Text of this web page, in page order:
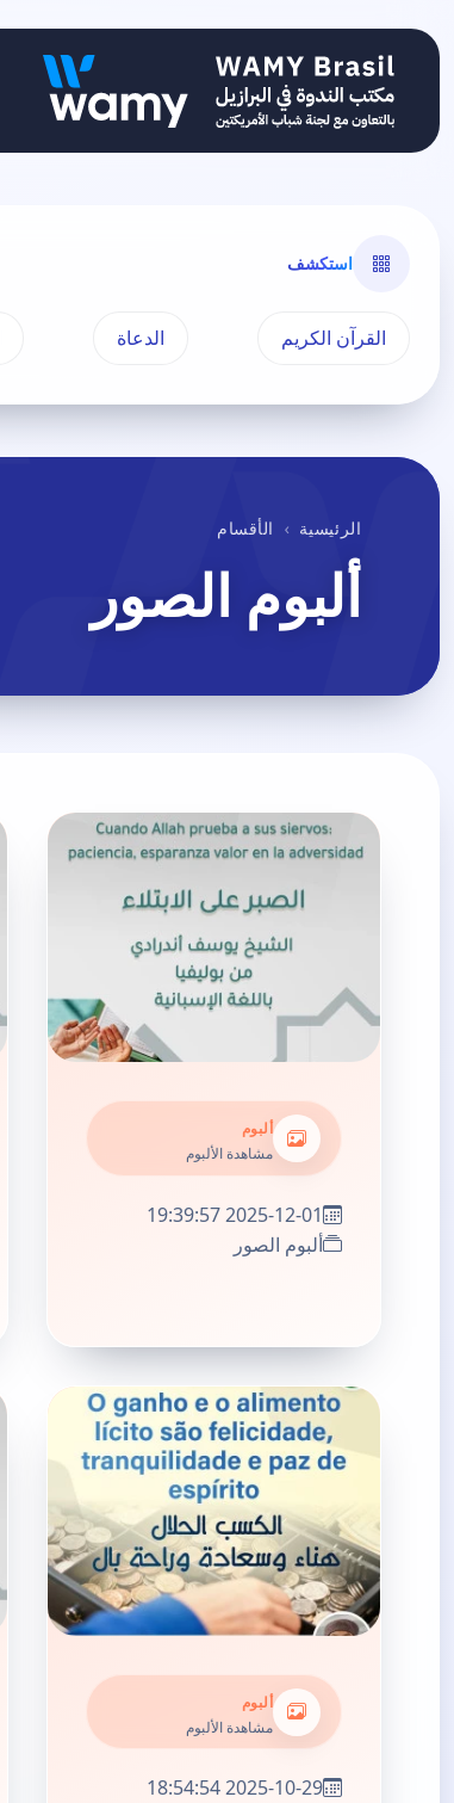
استكشف
القرآن الكريم الدعاة
الرئيسية الأقسام
ألبوم الصور
ألبوم
مشاهدة الألبوم
2025-12-01 19:39:57
ألبوم الصور
ألبوم
مشاهدة الألبوم
2025-10-29 18:54:54